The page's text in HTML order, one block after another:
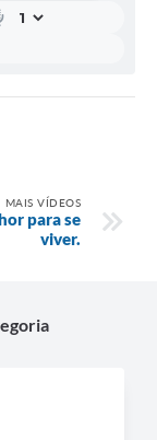
MAIS VÍDEOS
para se
viver.